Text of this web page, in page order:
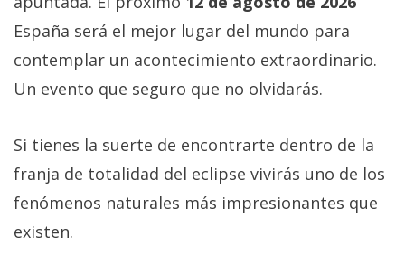
España será el mejor lugar del mundo para
contemplar un acontecimiento extraordinario.
Un evento que seguro que no olvidarás.
Si tienes la suerte de encontrarte dentro de la
franja de totalidad del eclipse vivirás uno de los
fenómenos naturales más impresionantes que
existen.